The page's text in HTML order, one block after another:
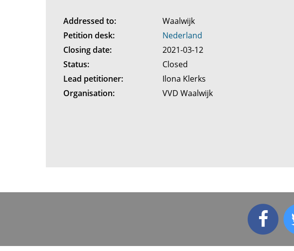
Addressed to:
Waalwijk
Petition desk:
Nederland
Closing date:
2021-03-12
Status:
Closed
Lead petitioner:
Ilona Klerks
Organisation:
VVD Waalwijk